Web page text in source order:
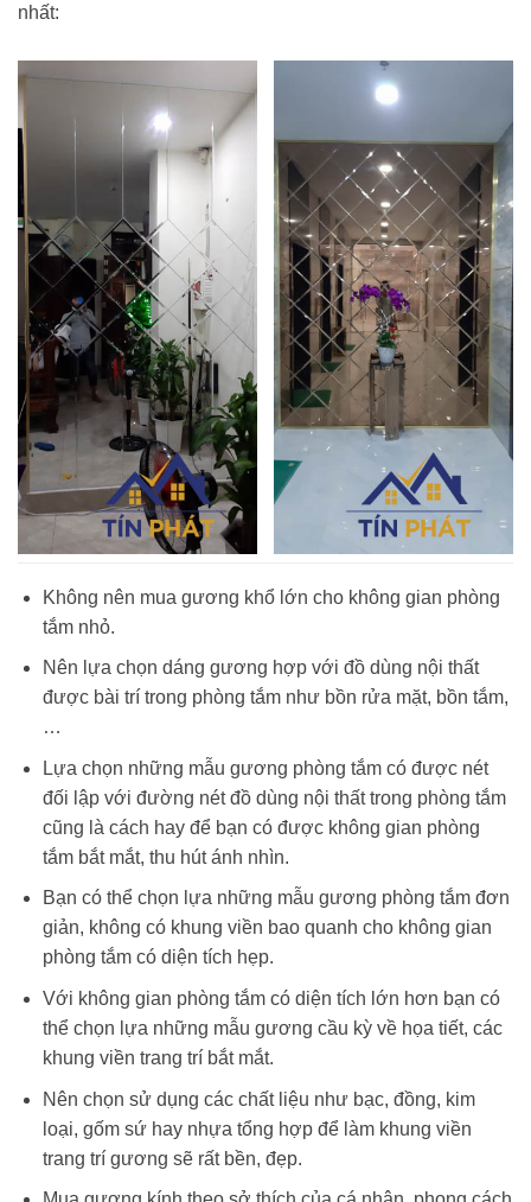
nhất:
Không nên mua gương khổ lớn cho không gian phòng
tắm nhỏ.
Nên lựa chọn dáng gương hợp với đồ dùng nội thất
được bài trí trong phòng tắm như bồn rửa mặt, bồn tắm,
…
Lựa chọn những mẫu gương phòng tắm có được nét
đối lập với đường nét đồ dùng nội thất trong phòng tắm
cũng là cách hay để bạn có được không gian phòng
tắm bắt mắt, thu hút ánh nhìn.
Bạn có thể chọn lựa những mẫu gương phòng tắm đơn
giản, không có khung viền bao quanh cho không gian
phòng tắm có diện tích hẹp.
Với không gian phòng tắm có diện tích lớn hơn bạn có
thể chọn lựa những mẫu gương cầu kỳ về họa tiết, các
khung viền trang trí bắt mắt.
Nên chọn sử dụng các chất liệu như bạc, đồng, kim
loại, gốm sứ hay nhựa tổng hợp để làm khung viền
trang trí gương sẽ rất bền, đẹp.